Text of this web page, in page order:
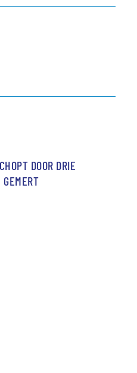
DOOR DRIE